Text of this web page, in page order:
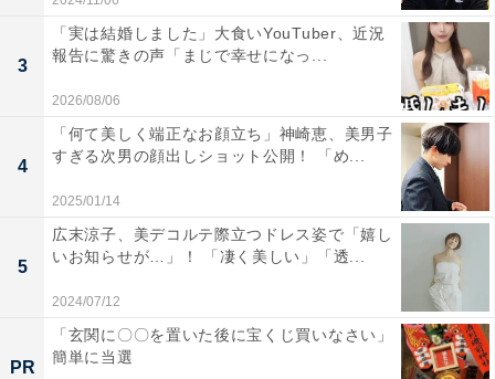
3
「実は結婚しました」大食いYouTuber、近況
報告に驚きの声「まじで幸せになっ...
2026/08/06
4
「何て美しく端正なお顔立ち」神崎恵、美男子
すぎる次男の顔出しショット公開！ 「め...
2025/01/14
5
広末涼子、美デコルテ際立つドレス姿で「嬉し
いお知らせが…」！ 「凄く美しい」「透...
2024/07/12
PR
「玄関に〇〇を置いた後に宝くじ買いなさい」
簡単に当選